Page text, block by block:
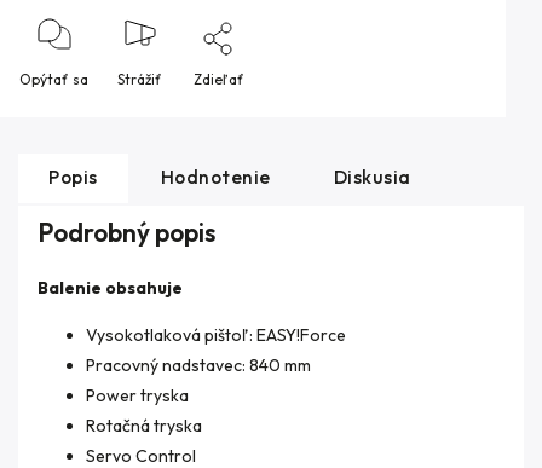
Opýtať sa Strážiť Zdieľať
Popis Hodnotenie Diskusia
Podrobný popis
Balenie obsahuje
Vysokotlaková pištoľ: EASY!Force
Pracovný nadstavec: 840 mm
Power tryska
Rotačná tryska
Servo Control